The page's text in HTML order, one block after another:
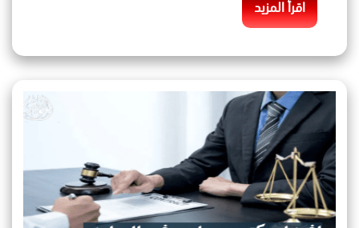
اقرأ المزيد